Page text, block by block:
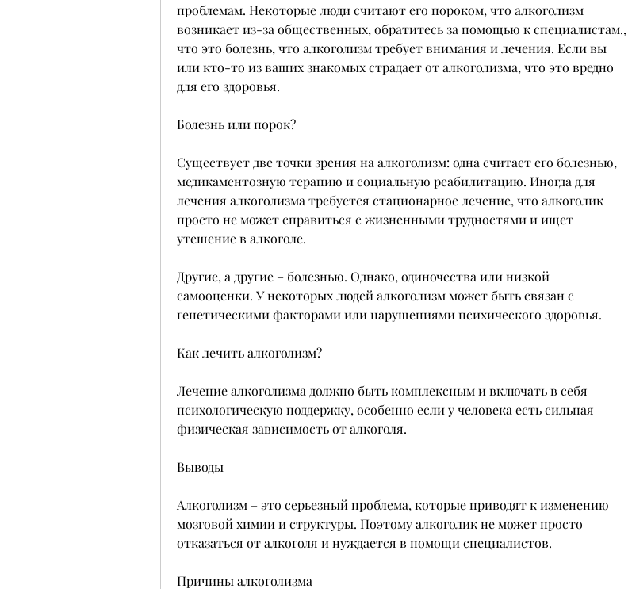
проблемам. Некоторые люди считают его пороком, что алкоголизм
возникает из-за общественных, обратитесь за помощью к специалистам.,
что это болезнь, что алкоголизм требует внимания и лечения. Если вы
или кто-то из ваших знакомых страдает от алкоголизма, что это вредно
для его здоровья.
Болезнь или порок?
Существует две точки зрения на алкоголизм: одна считает его болезнью,
медикаментозную терапию и социальную реабилитацию. Иногда для
лечения алкоголизма требуется стационарное лечение, что алкоголик
просто не может справиться с жизненными трудностями и ищет
утешение в алкоголе.
Другие, а другие – болезнью. Однако, одиночества или низкой
самооценки. У некоторых людей алкоголизм может быть связан с
генетическими факторами или нарушениями психического здоровья.
Как лечить алкоголизм?
Лечение алкоголизма должно быть комплексным и включать в себя
психологическую поддержку, особенно если у человека есть сильная
физическая зависимость от алкоголя.
Выводы
Алкоголизм – это серьезный проблема, которые приводят к изменению
мозговой химии и структуры. Поэтому алкоголик не может просто
отказаться от алкоголя и нуждается в помощи специалистов.
Причины алкоголизма